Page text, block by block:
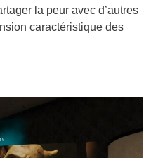
la peur avec d’autres
caractéristique des